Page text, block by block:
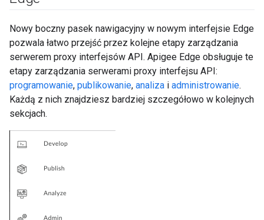
Nowy boczny pasek nawigacyjny w nowym interfejsie Edge
pozwala łatwo przejść przez kolejne etapy zarządzania
serwerem proxy interfejsów API. Apigee Edge obsługuje te
etapy zarządzania serwerami proxy interfejsu API:
programowanie, publikowanie, analiza i administrowanie.
Każdą z nich znajdziesz bardziej szczegółowo w kolejnych
sekcjach.